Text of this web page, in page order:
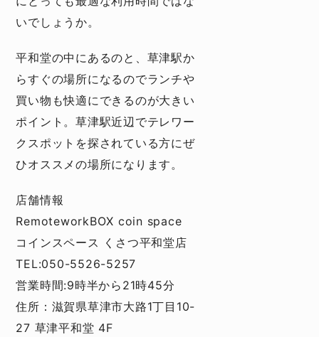
いでしょうか。
平和堂の中にあるのと、草津駅か
らすぐの場所になるのでランチや
買い物も快適にできるのが大きい
ポイント。草津駅近辺でテレワー
クスポットを探されている方にぜ
ひオススメの場所になります。
店舗情報
RemoteworkBOX coin space
コインスペース くさつ平和堂店
TEL:050-5526-5257
営業時間:9時半から21時45分
住所：滋賀県草津市大路1丁目10-
27 草津平和堂 4F